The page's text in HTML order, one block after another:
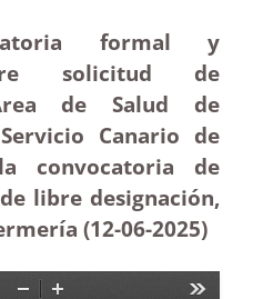
formal y
solicitud de
de Salud de
Canario de
convocatoria de
libre designación,
(12-06-2025)